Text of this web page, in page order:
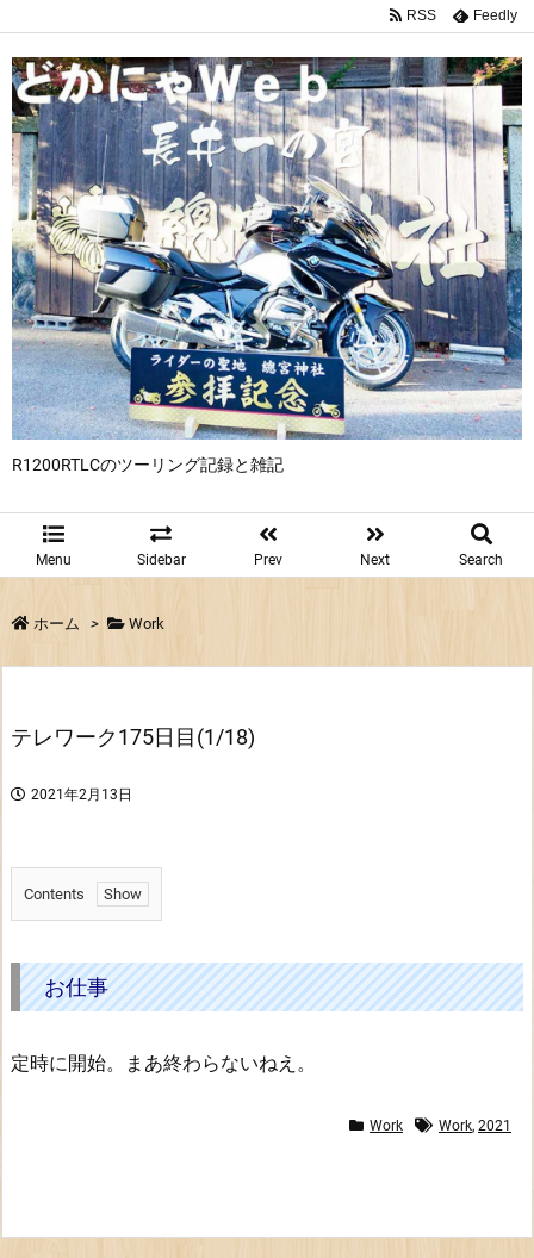
R1200RTLCのツーリング記録と雑記
Menu Sidebar Prev Next Search
RSS Feedly
ホーム > Work
テレワーク175日目(1/18)
2021年2月13日
Contents
1.
仕
事
お仕事
定時に開始。まあ終わらないねえ。
Work Work, 2021